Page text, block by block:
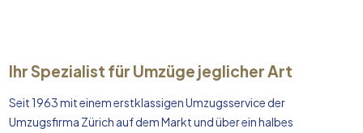
Ihr Spezialist für Umzüge jeglicher Art
Seit 1963 mit einem erstklassigen Umzugsservice der
Umzugsfirma Zürich auf dem Markt und über ein halbes